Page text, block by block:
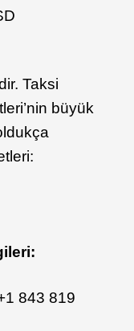
Taksi
büyük
843 819